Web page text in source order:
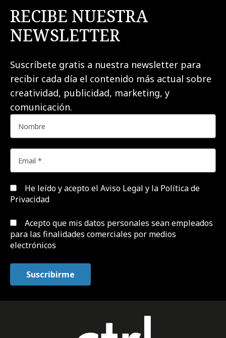
RECIBE NUESTRA
NEWSLETTER
Suscríbete gratis a nuestra newsletter para
recibir cada día el contenido más actual sobre
creatividad, publicidad, marketing, y
comunicación.
He leído y acepto el Aviso Legal y la Política de
Privacidad
Acepto que mis datos personales sean empleados
para las finalidades comerciales por medios
electrónicos